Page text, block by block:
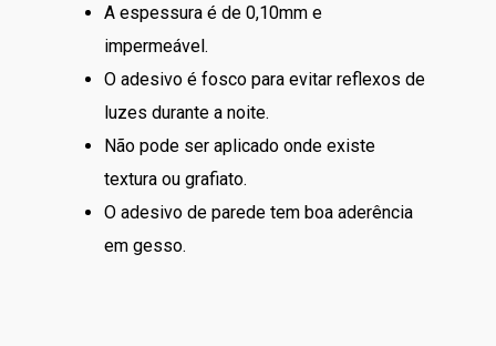
A espessura é de 0,10mm e
impermeável.
O adesivo é fosco para evitar reflexos de
luzes durante a noite.
Não pode ser aplicado onde existe
textura ou grafiato.
O adesivo de parede tem boa aderência
em gesso.